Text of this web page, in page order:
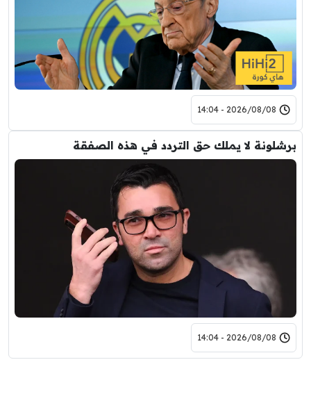
2026/08/08 - 14:04
برشلونة لا يملك حق التردد في هذه الصفقة
2026/08/08 - 14:04